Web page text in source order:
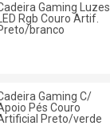
Gaming Luzes
LED Rgb Couro Artif.
branco
Gaming C/
Pés Couro
Preto/verde